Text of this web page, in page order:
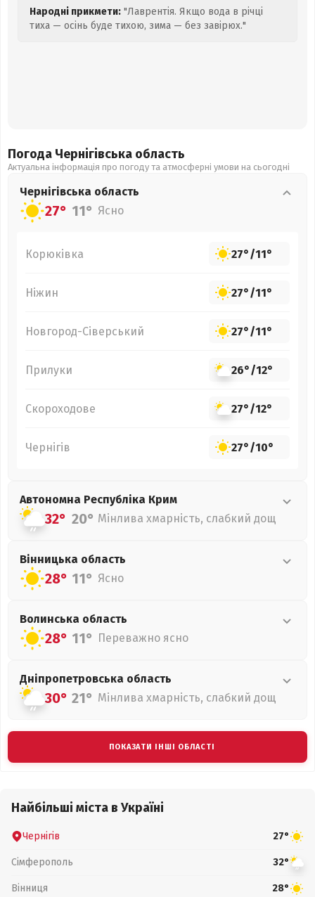
Народні прикмети: "Лаврентія. Якщо вода в річці
тиха — осінь буде тихою, зима — без завірюх."
Погода Чернігівська область
Актуальна інформація про погоду та атмосферні умови на сьогодні
Чернігівська область
27° 11° Ясно
Корюківка 27°/11°
Ніжин 27°/11°
Новгород-Сіверський 27°/11°
Прилуки 26°/12°
Скороходове 27°/12°
Чернігів 27°/10°
Автономна Республіка Крим
32° 20° Мінлива хмарність, слабкий дощ
Вінницька область
28° 11° Ясно
Волинська область
28° 11° Переважно ясно
Дніпропетровська область
30° 21° Мінлива хмарність, слабкий дощ
ПОКАЗАТИ ІНШІ ОБЛАСТІ
Найбільші міста в Україні
Чернігів 27°
Сімферополь 32°
Вінниця 28°